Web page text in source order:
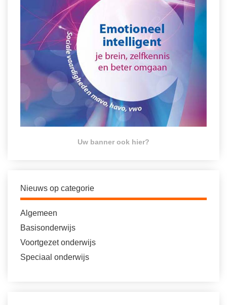
Uw banner ook hier?
Nieuws op categorie
Algemeen
Basisonderwijs
Voortgezet onderwijs
Speciaal onderwijs